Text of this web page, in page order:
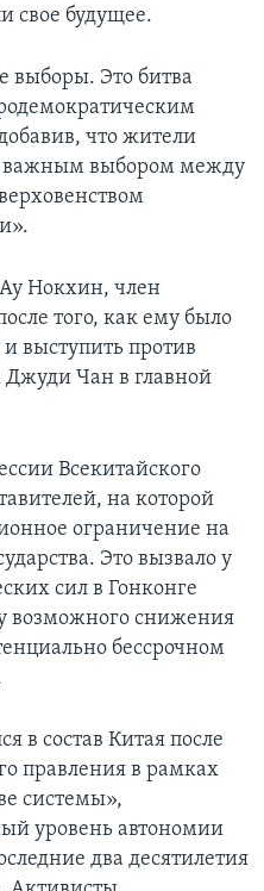
свое будущее.
выборы. Это битва
что жители
важным выбором между
Нокхин, член
того, как ему было
выступить против
Джуди Чан в главной
Всекитайского
на которой
ограничение на
Это вызвало у
сил в Гонконге
возможного снижения
бессрочном
в состав Китая после
правления в рамках
системы»,
уровень автономии
два десятилетия